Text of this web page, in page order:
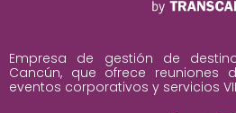
Empresa de gestión de
Cancún, que ofrece reuniones
eventos corporativos y servicios